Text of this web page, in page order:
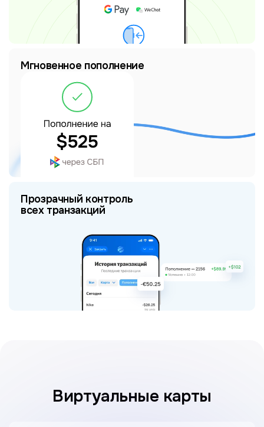
Мгновенное пополнение
Прозрачный контроль
всех транзакций
Виртуальные карты